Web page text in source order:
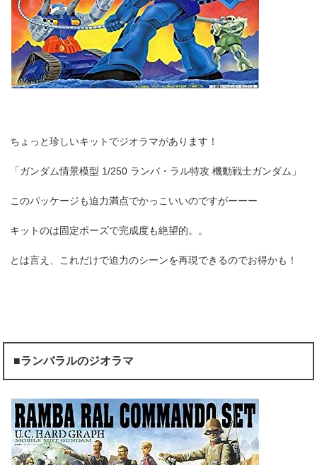
ちょっと珍しいキットでジオラマがあります！
「ガンダム情景模型 1/250 ランバ・ラル特攻 機動戦士ガンダム」
このパッケージも迫力満点でかっこいいのですがーーー
キットのは固定ポーズで完成度も絶望的。。
とは言え、これだけで迫力のシーンを再現できるのでお得かも！
■ランバラルのジオラマ